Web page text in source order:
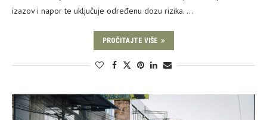
izazov i napor te uključuje određenu dozu rizika. …
PROČITAJTE VIŠE